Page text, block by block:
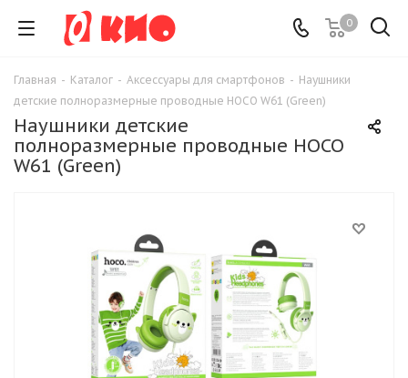
0
Главная - Каталог - Аксессуары для смартфонов - Наушники
детские полноразмерные проводные HOCO W61 (Green)
Наушники детские
полноразмерные проводные HOCO
W61 (Green)